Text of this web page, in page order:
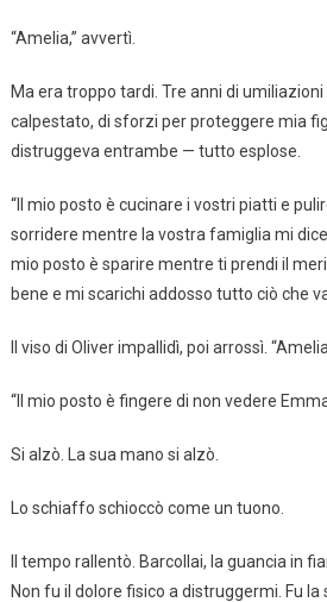
“Amelia,” avvertì.
Ma era troppo tardi. Tre anni di
calpestato, di sforzi per proteggere mia
distruggeva entrambe — tutto esplose.
“Il mio posto è cucinare i vostri piatti e
sorridere mentre la vostra famiglia mi dice
mio posto è sparire mentre ti prendi il
bene e mi scarichi addosso tutto ciò che
Il viso di Oliver impallidì, poi arrossì.
“Il mio posto è fingere di non vedere
Si alzò. La sua mano si alzò.
Lo schiaffo schioccò come un tuono.
Il tempo rallentò. Barcollai, la guancia in
Non fu il dolore fisico a distruggermi. Fu